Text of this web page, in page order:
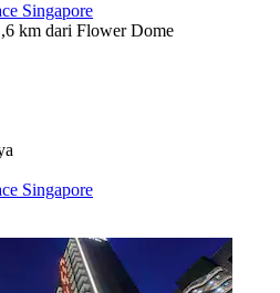
Singapore
km dari Flower Dome
Singapore